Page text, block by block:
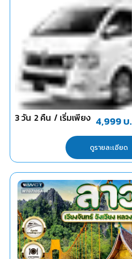
3วัน 2คืน / เริ่มเพียง 4,999บ.
ดูรายละเอียด